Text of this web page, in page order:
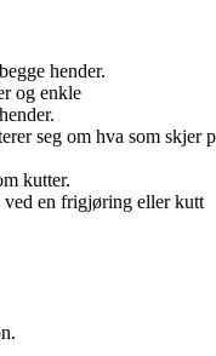
hender.
og enkle
seg om hva som skjer
kutter.
ved en frigjøring eller kutt